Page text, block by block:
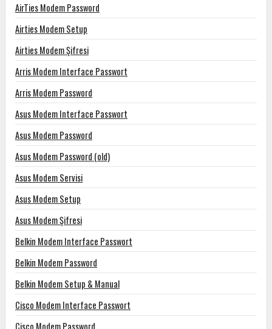
AirTies Modem Password
Airties Modem Setup
Airties Modem Şifresi
Arris Modem Interface Passwort
Arris Modem Password
Asus Modem Interface Passwort
Asus Modem Password
Asus Modem Password (old)
Asus Modem Servisi
Asus Modem Setup
Asus Modem Şifresi
Belkin Modem Interface Passwort
Belkin Modem Password
Belkin Modem Setup & Manual
Cisco Modem Interface Passwort
Cisco Modem Password